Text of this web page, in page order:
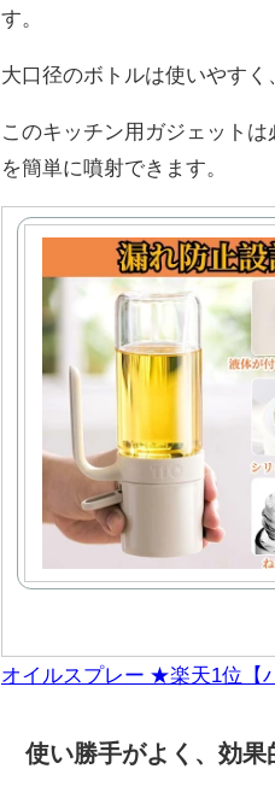
す。
大口径のボトルは使いやすく
このキッチン用ガジェット
を簡単に噴射できます。
オイルスプレー ★楽天1位【
使い勝手がよく、効